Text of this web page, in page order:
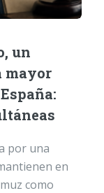
un
mayor
por una
en
como